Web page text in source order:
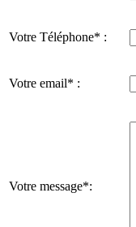
Votre Téléphone* :
Votre email* :
Votre message*: